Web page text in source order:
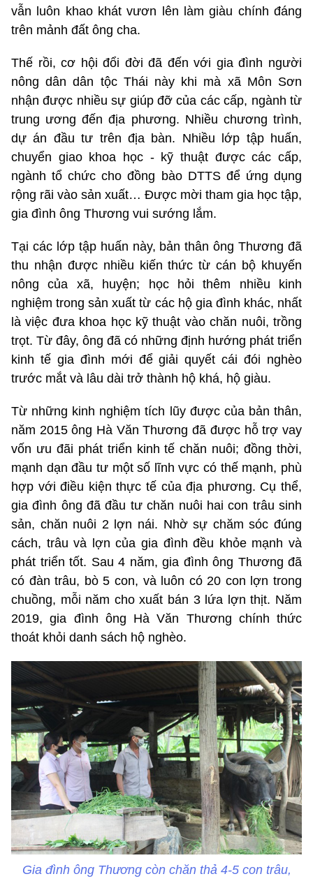
vẫn luôn khao khát vươn lên làm giàu chính đáng
trên mảnh đất ông cha.
Thế rồi, cơ hội đổi đời đã đến với gia đình người
nông dân dân tộc Thái này khi mà xã Môn Sơn
nhận được nhiều sự giúp đỡ của các cấp, ngành từ
trung ương đến địa phương. Nhiều chương trình,
dự án đầu tư trên địa bàn. Nhiều lớp tập huấn,
chuyển giao khoa học - kỹ thuật được các cấp,
ngành tổ chức cho đồng bào DTTS để ứng dụng
rộng rãi vào sản xuất… Được mời tham gia học tập,
gia đình ông Thương vui sướng lắm.
Tại các lớp tập huấn này, bản thân ông Thương đã
thu nhận được nhiều kiến thức từ cán bộ khuyến
nông của xã, huyện; học hỏi thêm nhiều kinh
nghiệm trong sản xuất từ các hộ gia đình khác, nhất
là việc đưa khoa học kỹ thuật vào chăn nuôi, trồng
trọt. Từ đây, ông đã có những định hướng phát triển
kinh tế gia đình mới để giải quyết cái đói nghèo
trước mắt và lâu dài trở thành hộ khá, hộ giàu.
Từ những kinh nghiệm tích lũy được của bản thân,
năm 2015 ông Hà Văn Thương đã được hỗ trợ vay
vốn ưu đãi phát triển kinh tế chăn nuôi; đồng thời,
mạnh dạn đầu tư một số lĩnh vực có thế mạnh, phù
hợp với điều kiện thực tế của địa phương. Cụ thể,
gia đình ông đã đầu tư chăn nuôi hai con trâu sinh
sản, chăn nuôi 2 lợn nái. Nhờ sự chăm sóc đúng
cách, trâu và lợn của gia đình đều khỏe mạnh và
phát triển tốt. Sau 4 năm, gia đình ông Thương đã
có đàn trâu, bò 5 con, và luôn có 20 con lợn trong
chuồng, mỗi năm cho xuất bán 3 lứa lợn thịt. Năm
2019, gia đình ông Hà Văn Thương chính thức
thoát khỏi danh sách hộ nghèo.
Gia đình ông Thương còn chăn thả 4-5 con trâu,